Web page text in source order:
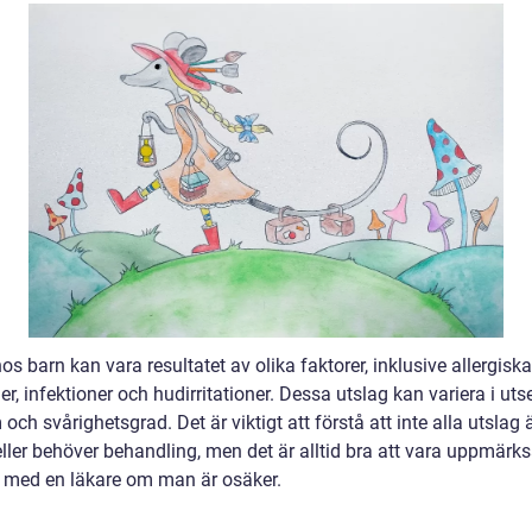
barn kan vara resultatet av olika faktorer, inklusive allergiska
infektioner och hudirritationer. Dessa utslag kan variera i
och svårighetsgrad. Det är viktigt att förstå att inte alla utslag
behöver behandling, men det är alltid bra att vara
en läkare om man är osäker.